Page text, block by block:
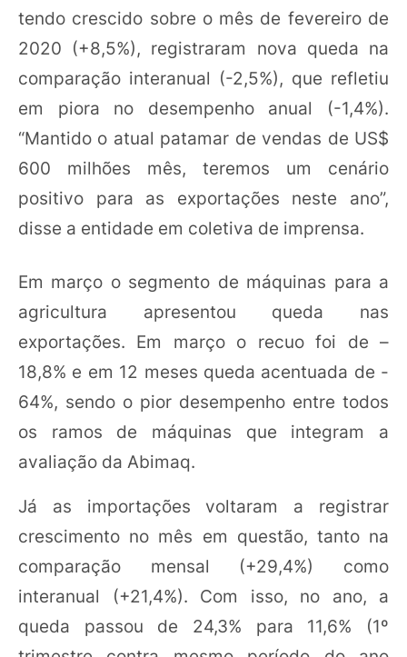
tendo crescido sobre o mês de fevereiro de
2020 (+8,5%), registraram nova queda na
comparação interanual (-2,5%), que refletiu
em piora no desempenho anual (-1,4%).
“Mantido o atual patamar de vendas de US$
600 milhões mês, teremos um cenário
positivo para as exportações neste ano”,
disse a entidade em coletiva de imprensa.
Em março o segmento de máquinas para a
agricultura apresentou queda nas
exportações. Em março o recuo foi de –
18,8% e em 12 meses queda acentuada de -
64%, sendo o pior desempenho entre todos
os ramos de máquinas que integram a
avaliação da Abimaq.
Já as importações voltaram a registrar
crescimento no mês em questão, tanto na
comparação mensal (+29,4%) como
interanual (+21,4%). Com isso, no ano, a
queda passou de 24,3% para 11,6% (1º